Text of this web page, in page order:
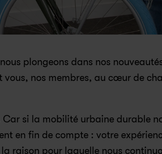
plongeons dans nos
vous, nos membres, au cœur de
si la mobilité urbaine durable
en fin de compte : votre
raison pour laquelle nous